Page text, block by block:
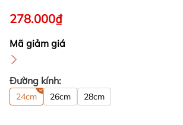
278.000₫
Mã giảm giá
Đường kính:
24cm 26cm 28cm